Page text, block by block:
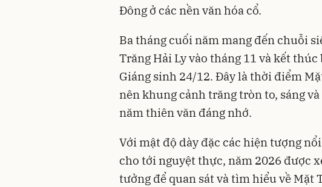
Đông ở các nền văn hóa cổ.
Ba tháng cuối năm mang đến chuỗi
Trăng Hải Ly vào tháng 11 và kết
Giáng sinh 24/12. Đây là thời điểm
nên khung cảnh trăng tròn to, sáng
năm thiên văn đáng nhớ.
Với mật độ dày đặc các hiện tượng
cho tới nguyệt thực, năm 2026 được
tưởng để quan sát và tìm hiểu về Mặt